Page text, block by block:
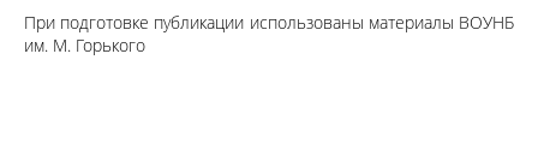
При подготовке публикации использованы материалы ВОУНБ
им. М. Горького